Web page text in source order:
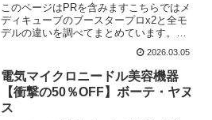
このページはPRを含みますこちらではメ
ディキューブのブースタープロx2と全モ
デルの違いを調べてまとめています。あ
からどこが変わったのか、しっかり比較
してみました！興味があるなら読んでい
ただけるとうれしいで...
2026.03.05
電気マイクロニードル美容機器
【衝撃の50％OFF】ボーテ・ヤヌ
ス